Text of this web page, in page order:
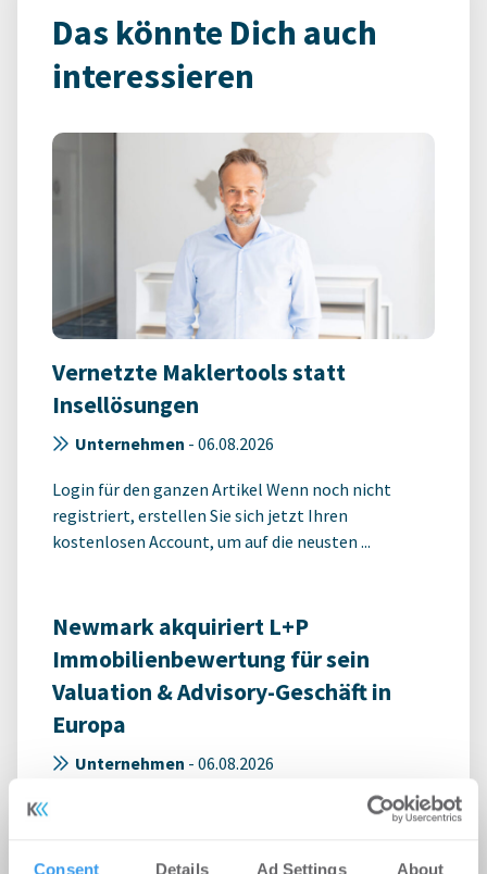
Consent Details Ad Settings About
Das könnte Dich auch
interessieren
Vernetzte Maklertools statt
Insellösungen
Unternehmen - 06.08.2026
Login für den ganzen Artikel Wenn noch nicht
registriert, erstellen Sie sich jetzt Ihren
kostenlosen Account, um auf die neusten ...
Newmark akquiriert L+P
Immobilienbewertung für sein
Valuation & Advisory-Geschäft in
Europa
Unternehmen - 06.08.2026
Login für den ganzen Artikel Wenn noch nicht
kostenlosen Account, um auf die neusten ...